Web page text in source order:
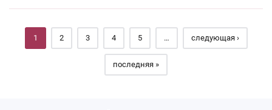
Страницы
1 2 3 4 5 … следующая ›
последняя »